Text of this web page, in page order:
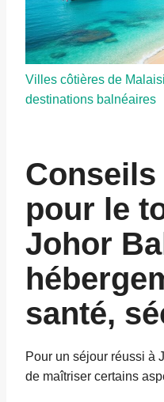
Villes côtières de
destinations balnéaires
pour le
Johor
santé,
Pour un séjour réussi à
de maîtriser certains